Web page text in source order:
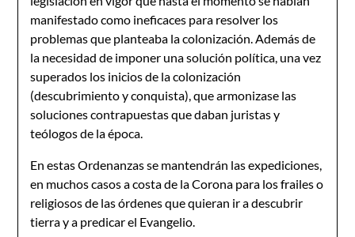
manifestado como ineficaces para resolver los
problemas que planteaba la colonización. Además de
la necesidad de imponer una solución política, una vez
superados los inicios de la colonización
(descubrimiento y conquista), que armonizase las
soluciones contrapuestas que daban juristas y
teólogos de la época.
En estas Ordenanzas se mantendrán las expediciones,
en muchos casos a costa de la Corona para los frailes o
religiosos de las órdenes que quieran ir a descubrir
tierra y a predicar el Evangelio.